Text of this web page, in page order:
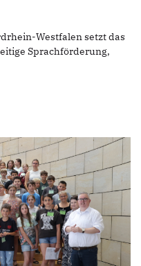
Westfalen setzt das
Sprachförderung,